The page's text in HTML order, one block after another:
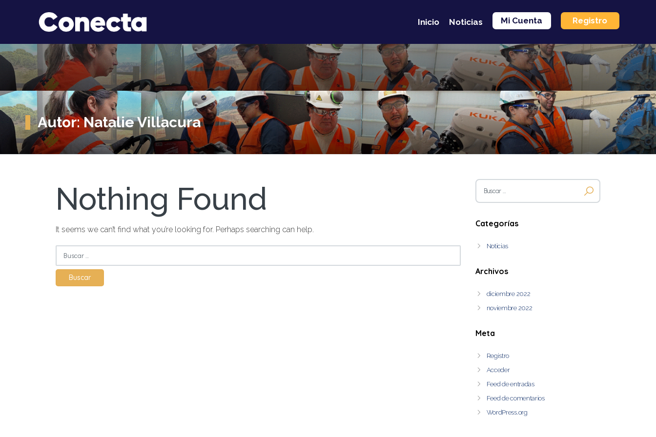
Inicio Noticias Mi Cuenta Registro
Autor:Natalie Villacura
Nothing Found
It seems we can’t find what you’re looking for. Perhaps searching can help.
Buscar:
Buscar:
Categorías
Noticias
Archivos
diciembre 2022
noviembre 2022
Meta
Registro
Acceder
Feed de entradas
Feed de comentarios
WordPress.org